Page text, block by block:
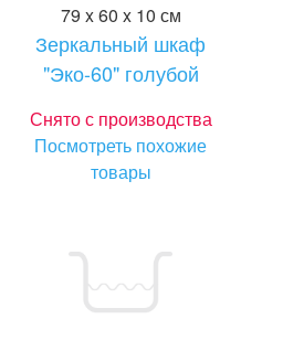
79 x 60 x 10 см
Зеркальный шкаф
"Эко-60" голубой
Снято с производства
Посмотреть похожие
товары